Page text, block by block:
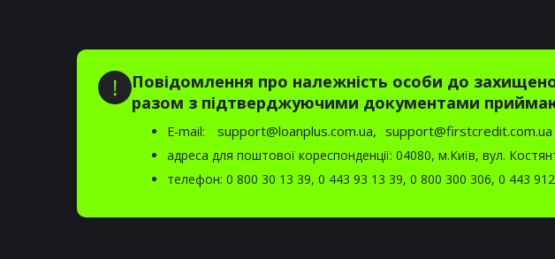
Повідомлення про належність особи до
разом з підтверджуючими документами
E-mail: support@loanplus.com.ua, support@firstcredit.com.ua
адреса для поштової кореспонденції: 04080, м.Київ, вул.
телефон: 0 800 30 13 39, 0 443 93 13 39, 0 800 300 306, 0 443